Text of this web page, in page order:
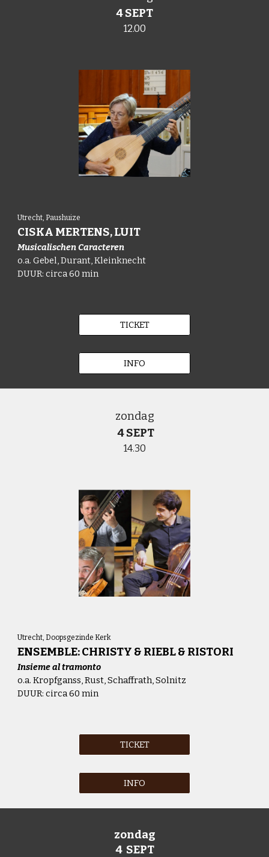
4 SEPT
12.00
Utrecht, Paushuize
CISKA MERTENS, LUIT
Musicalischen Caracteren
o.a. Gebel, Durant, Kleinknecht
DUUR: circa 60 min
TICKET
INFO
zondag
4 SEPT
14.30
Utrecht, Doopsgezinde Kerk
ENSEMBLE: CHRISTY & RIEBL & RISTORI
Insieme al tramonto
o.a.Kropfganss, Rust, Schaffrath, Solnitz
DUUR: circa 60 min
TICKET
INFO
zondag
4 SEPT